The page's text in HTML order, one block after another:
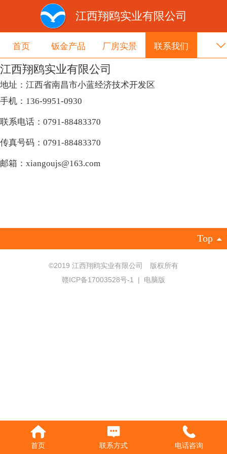
江西翔鸥实业有限公司
首页 钣金产品 厂房实景 联系我们
关于我们 钣金资讯
江西翔鸥实业有限公司
地址：江西省南昌市小蓝经济技术开发区
手机：136-9951-0930
联系电话：0791-88483370
传真号码：0791-88483370
邮箱：xiangoujs@163.com
Top
©2019 江西翔鸥实业有限公司 版权所有
赣ICP备17003528号-1
| 电脑版
首页 联系方式 电话咨询